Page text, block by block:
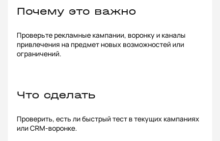
Почему это важно
Проверьте рекламные кампании, воронку и каналы
привлечения на предмет новых возможностей или
ограничений.
Что сделать
Проверить, есть ли быстрый тест в текущих кампаниях
или CRM-воронке.